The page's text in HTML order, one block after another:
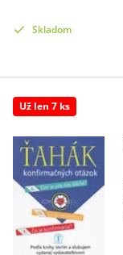
Skladom
Už len 7 ks